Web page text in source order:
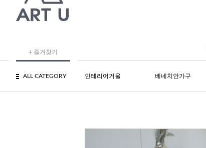
+ 즐겨찾기
ALL CATEGORY 인테리어거울 베네치안가구